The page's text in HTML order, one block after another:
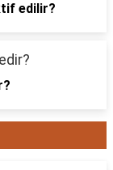
edilir?